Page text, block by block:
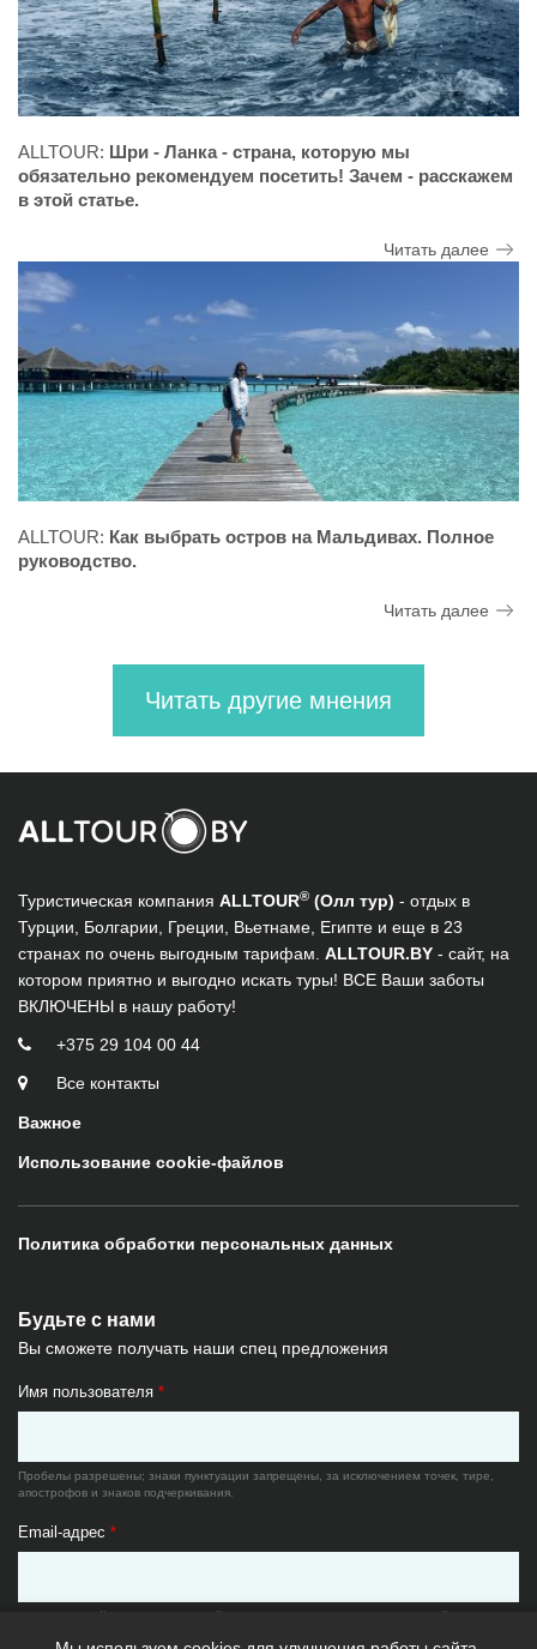
ALLTOUR: Шри - Ланка - страна, которую мы
обязательно рекомендуем посетить! Зачем - расскажем
в этой статье.
Читать далее
ALLTOUR: Как выбрать остров на Мальдивах. Полное
руководство.
Читать далее
Читать другие мнения
Туристическая компания ALLTOUR® (Олл тур) - отдых в
Турции, Болгарии, Греции, Вьетнаме, Египте и еще в 23
странах по очень выгодным тарифам. ALLTOUR.BY - сайт, на
котором приятно и выгодно искать туры! ВСЕ Ваши заботы
ВКЛЮЧЕНЫ в нашу работу!
+375 29 104 00 44
Все контакты
Важное
Использование cookie-файлов
Политика обработки персональных данных
Будьте с нами
Вы сможете получать наши спец предложения
Имя пользователя *
Пробелы разрешены; знаки пунктуации запрещены, за исключением точек, тире,
апострофов и знаков подчеркивания.
Email-адрес *
Существующий адрес электронной почты. Все почтовые сообщения с сайта будут